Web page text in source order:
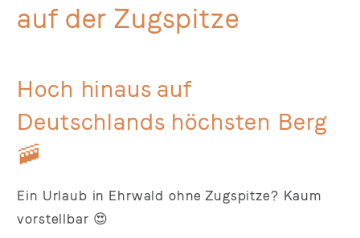
auf der Zugspitze
Hoch hinaus auf
Deutschlands höchsten Berg
🚠
Ein Urlaub in Ehrwald ohne Zugspitze? Kaum
vorstellbar 😍